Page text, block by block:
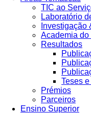
TIC ao
Laboratório
Investigação
Academia do
Resultados
Teses
Prémios
Parceiros
Ensino Superior